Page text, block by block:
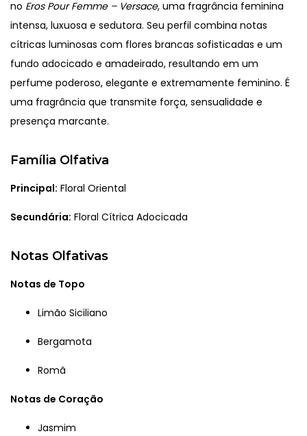
no Eros Pour Femme – Versace, uma fragrância feminina
intensa, luxuosa e sedutora. Seu perfil combina notas
cítricas luminosas com flores brancas sofisticadas e um
fundo adocicado e amadeirado, resultando em um
perfume poderoso, elegante e extremamente feminino. É
uma fragrância que transmite força, sensualidade e
presença marcante.
Família Olfativa
Principal: Floral Oriental
Secundária: Floral Cítrica Adocicada
Notas Olfativas
Notas de Topo
Limão Siciliano
Bergamota
Romã
Notas de Coração
Jasmim